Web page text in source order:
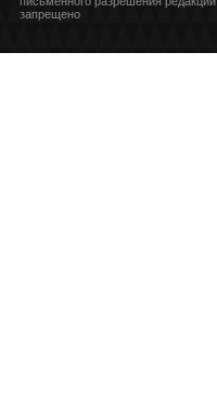
запрещено